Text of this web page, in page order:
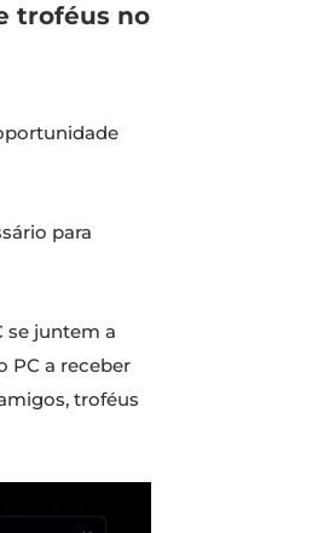
troféus no
para
se juntem a
PC a receber
troféus